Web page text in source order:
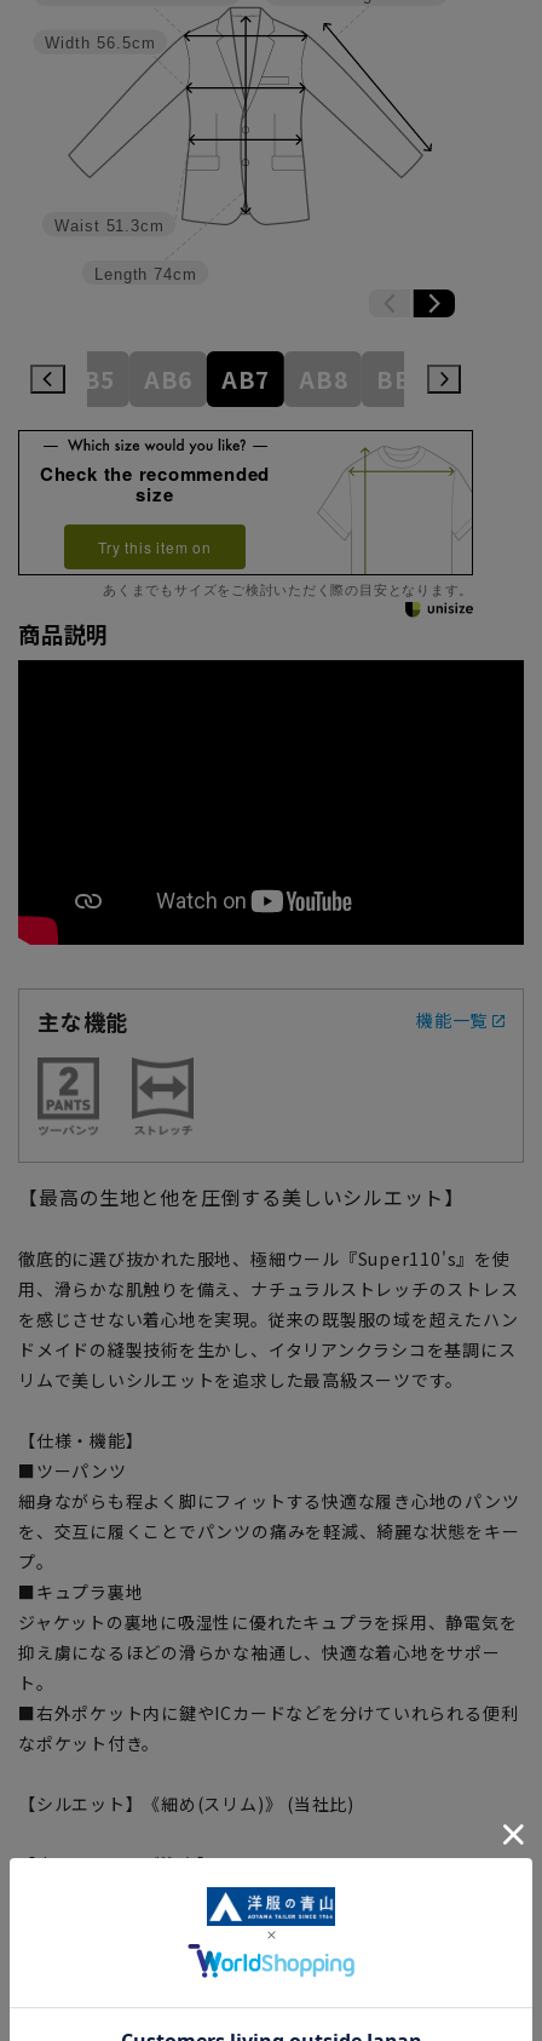
Length 74cm
Waist 51.3cm
Width 56.5cm
AB5 AB6 AB7 AB8 BE3 BE4
Check the recommended
size
Try this item on
あくまでもサイズをご検討いただく際の目安となります。
商品説明
主な機能 機能一覧
【最高の生地と他を圧倒する美しいシルエット】
徹底的に選び抜かれた服地、極細ウール『Super110's』を使
用、滑らかな肌触りを備え、ナチュラルストレッチのストレス
を感じさせない着心地を実現。従来の既製服の域を超えたハン
ドメイドの縫製技術を生かし、イタリアンクラシコを基調にス
リムで美しいシルエットを追求した最高級スーツです。
【仕様・機能】
■ツーパンツ
細身ながらも程よく脚にフィットする快適な履き心地のパンツ
を、交互に履くことでパンツの痛みを軽減、綺麗な状態をキー
プ。
■キュプラ裏地
ジャケットの裏地に吸湿性に優れたキュプラを採用、静電気を
抑え虜になるほどの滑らかな袖通し、快適な着心地をサポー
ト。
■右外ポケット内に鍵やICカードなどを分けていれられる便利
なポケット付き。
【シルエット】《細め(スリム)》 (当社比)
【商品に関するご注意】
■商品画像はサンプルのため、色味やサイズ等の仕様に変更が
ある場合がございますので、予めご了承ください。
■ゆとり感には個人差があります。サイズ表を確認の上、ご購
入の目安としてご利用ください。
■生地や仕様・デザインにより、着用感や実際のサイズ表に若